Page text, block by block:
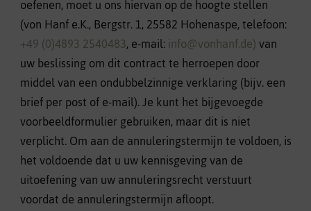
oefenen, moet u ons hiervan op de hoogte stellen
(von Hanf e.K., Bergstr. 1, 25582 Hohenaspe, telefoon:
+49 (0)4893 2540483, e-mail:info@vonhanf.de)van
uw beslissing om dit contract te herroepen door
middel van een ondubbelzinnige verklaring (bijv. een
brief per post of e-mail). Je kunt het bijgevoegde
voorbeeldformulier gebruiken, maar dit is niet
verplicht. Om aan de annuleringstermijn te voldoen, is
het voldoende dat u uw kennisgeving van de
uitoefening van uw annuleringsrecht verstuurt
voordat de annuleringstermijn afloopt.